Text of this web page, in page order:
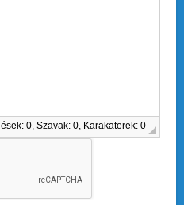
0, Szavak: 0, Karakaterek: 0